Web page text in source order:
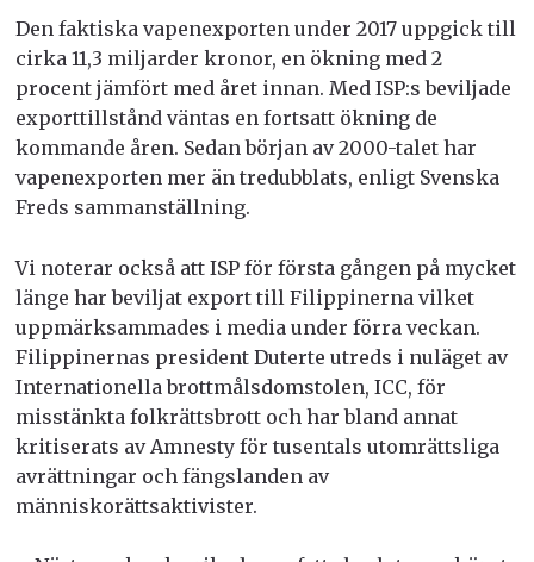
Den faktiska vapenexporten under 2017 uppgick till
cirka 11,3 miljarder kronor, en ökning med 2
procent jämfört med året innan. Med ISP:s beviljade
exporttillstånd väntas en fortsatt ökning de
kommande åren. Sedan början av 2000-talet har
vapenexporten mer än tredubblats, enligt Svenska
Freds sammanställning.
Vi noterar också att ISP för första gången på mycket
länge har beviljat export till Filippinerna vilket
uppmärksammades i media under förra veckan.
Filippinernas president Duterte utreds i nuläget av
Internationella brottmålsdomstolen, ICC, för
misstänkta folkrättsbrott och har bland annat
kritiserats av Amnesty för tusentals utomrättsliga
avrättningar och fängslanden av
människorättsaktivister.